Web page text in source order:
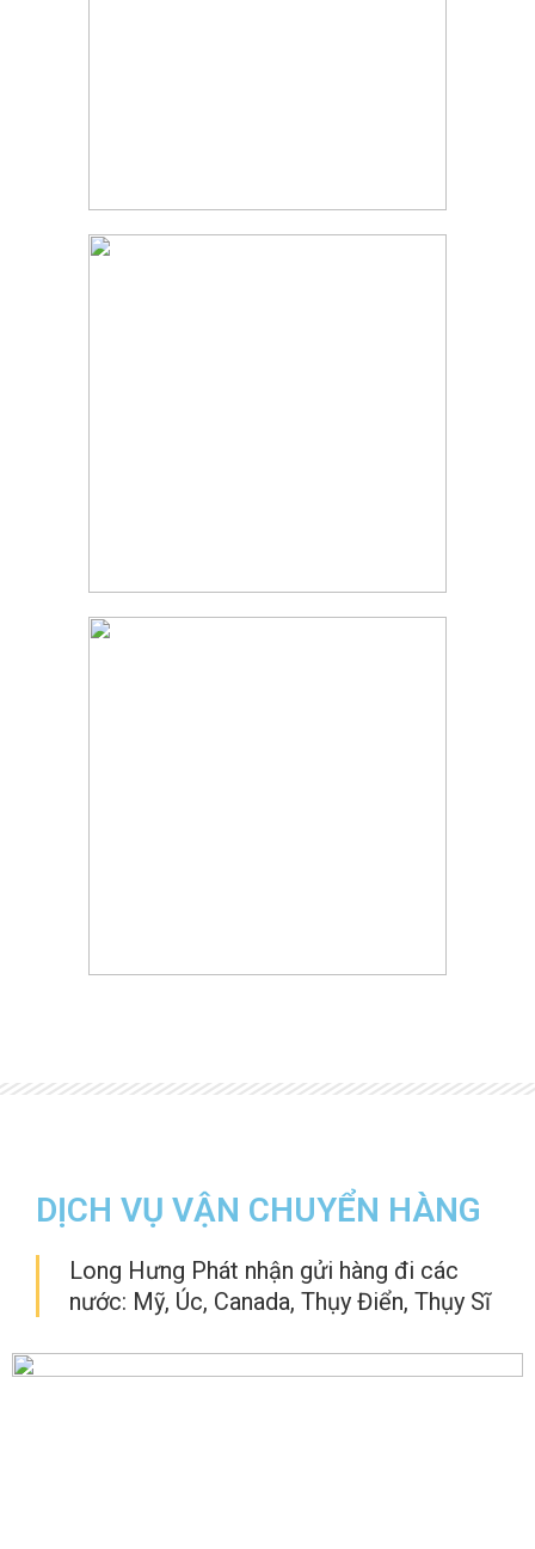
DỊCH VỤ VẬN CHUYỂN HÀNG
Long Hưng Phát nhận gửi hàng đi các
nước: Mỹ, Úc, Canada, Thụy Điển, Thụy Sĩ